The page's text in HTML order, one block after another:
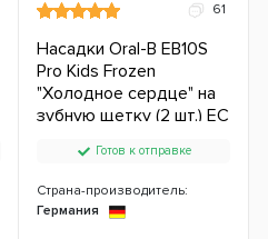
61
Насадки Oral-B EB10S
Pro Kids Frozen
"Холодное сердце" на
зубную щетку (2 шт.) ЕС
Готов к отправке
Страна-производитель:
Германия